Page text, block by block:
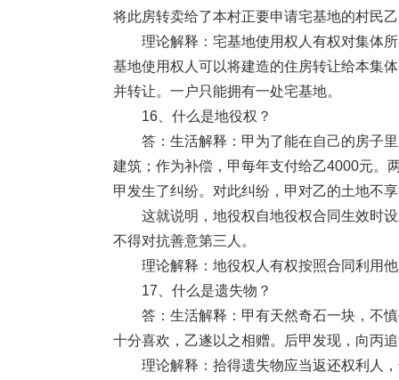
将此房转卖给了本村正要申请宅基地的村民
理论解释：宅基地使用权人有权对集体所
基地使用权人可以将建造的住房转让给本集
并转让。一户只能拥有一处宅基地。
16、什么是地役权？
答：生活解释：甲为了能在自己的房子里
建筑；作为补偿，甲每年支付给乙4000元。
甲发生了纠纷。对此纠纷，甲对乙的土地不
这就说明，地役权自地役权合同生效时设
不得对抗善意第三人。
理论解释：地役权人有权按照合同利用他
17、什么是遗失物？
答：生活解释：甲有天然奇石一块，不慎
十分喜欢，乙遂以之相赠。后甲发现，向丙
理论解释：拾得遗失物应当返还权利人，